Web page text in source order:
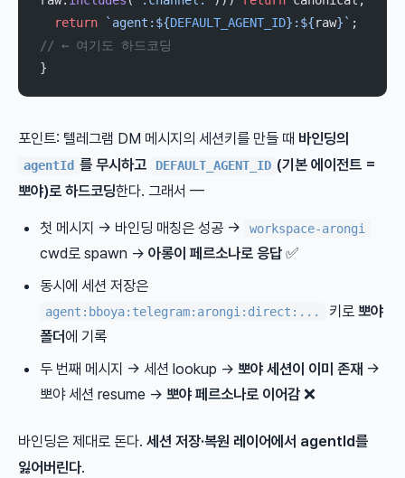
  return
`agent:${DEFAULT_AGENT_ID}:${raw}`
// ← 여기도 하드코딩
}
포인트: 텔레그램 DM 메시지의 세션키를 만들 때 바인딩의
agentId 를 무시하고 DEFAULT_AGENT_ID (기본 에이전트 =
뽀야)로 하드코딩한다. 그래서 —
첫 메시지 → 바인딩 매칭은 성공 → workspace-arongi
cwd로 spawn → 아롱이 페르소나로 응답 ✅
동시에 세션 저장은
agent:bboya:telegram:arongi:direct:... 키로 뽀야
폴더에 기록
두 번째 메시지 → 세션 lookup → 뽀야 세션이 이미 존재 →
뽀야 세션 resume → 뽀야 페르소나로 이어감 ❌
바인딩은 제대로 돈다. 세션 저장·복원 레이어에서 agentId를
잃어버린다.